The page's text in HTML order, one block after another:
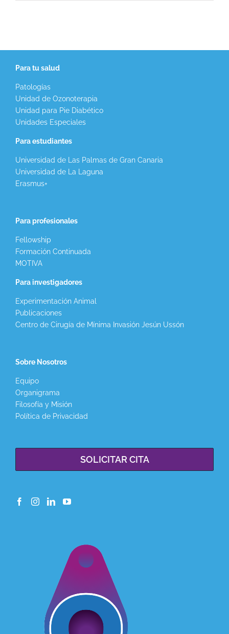
Para tu salud
Patologías
Unidad de Ozonoterapia
Unidad para Pie Diabético
Unidades Especiales
Para estudiantes
Universidad de Las Palmas de Gran Canaria
Universidad de La Laguna
Erasmus+
Para profesionales
Fellowship
Formación Continuada
MOTIVA
Para investigadores
Experimentación Animal
Publicaciones
Centro de Cirugía de Mínima Invasión Jesún Ussón
Sobre Nosotros
Equipo
Organigrama
Filosofía y Misión
Política de Privacidad
SOLICITAR CITA